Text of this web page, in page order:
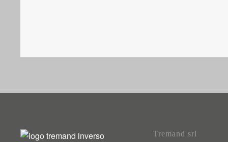
Tremand srl